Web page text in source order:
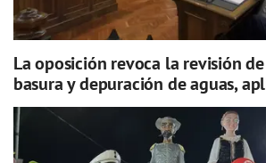
La oposición revoca la revisión
basura y depuración de aguas,